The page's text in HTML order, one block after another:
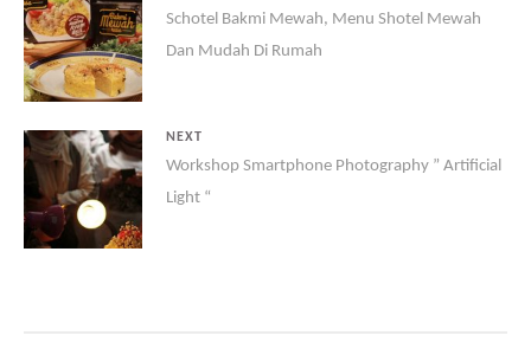
Schotel Bakmi Mewah, Menu Shotel Mewah
Dan Mudah Di Rumah
NEXT
Workshop Smartphone Photography ” Artificial
Light “